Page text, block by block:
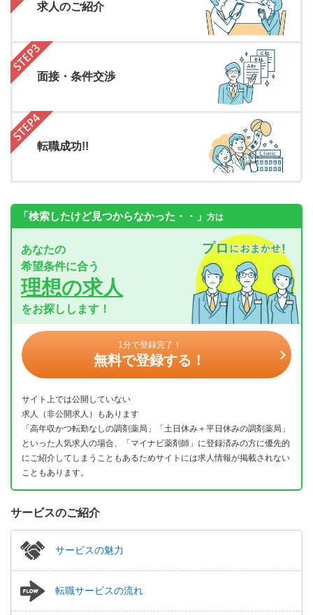
求人のご紹介
面接・条件交渉
転職成功!!
「検索したけど見つからなかった・・」 方は
あなたの
希望条件に合う
理想の求人
をお探しします！
1分で登録完了！
無料で登録する！
サイト上では公開していない
求人（非公開求人）もあります
「高年収かつ転勤なしの調剤薬局」「土日休み＋平日休みの調剤薬局」
といった人気求人の場合、「マイナビ薬剤師」に登録済みの方に優先的
にご紹介してしまうこともあるためサイトには求人情報が掲載されない
こともあります。
サービスのご紹介
サービスの魅力
転職サービスの流れ